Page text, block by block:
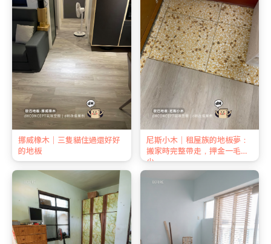
挪威橡木｜三隻貓住過還好好
的地板
尼斯小木｜租屋族的地板夢：
搬家時完整帶走，押金一毛不
少